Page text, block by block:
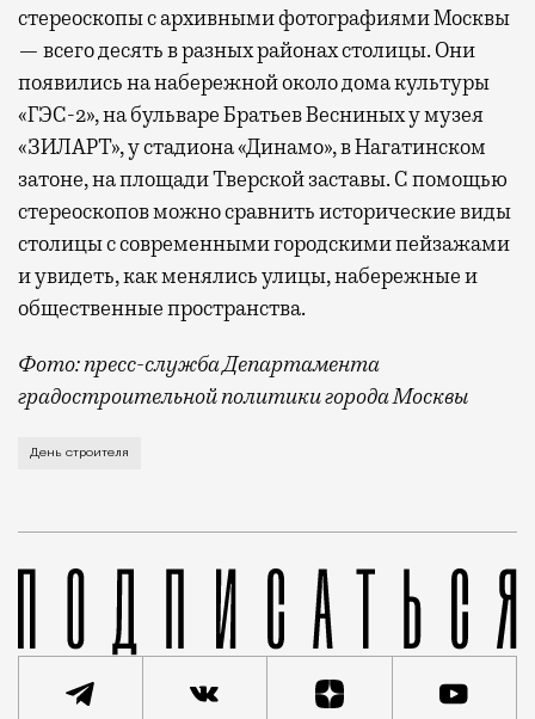
стереоскопы с архивными фотографиями Москвы
— всего десять в разных районах столицы. Они
появились на набережной около дома культуры
«ГЭС-2», на бульваре Братьев Весниных у музея
«ЗИЛАРТ», у стадиона «Динамо», в Нагатинском
затоне, на площади Тверской заставы. С помощью
стереоскопов можно сравнить исторические виды
столицы с современными городскими пейзажами
и увидеть, как менялись улицы, набережные и
общественные пространства.
Фото: пресс-служба Департамента
градостроительной политики города Москвы
В этом году профессиональный праздник День
День строителя